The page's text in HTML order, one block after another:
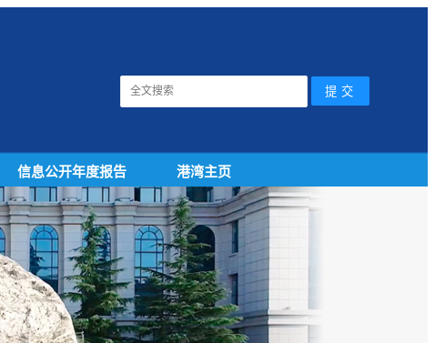
信息公开年度报告 港湾主页